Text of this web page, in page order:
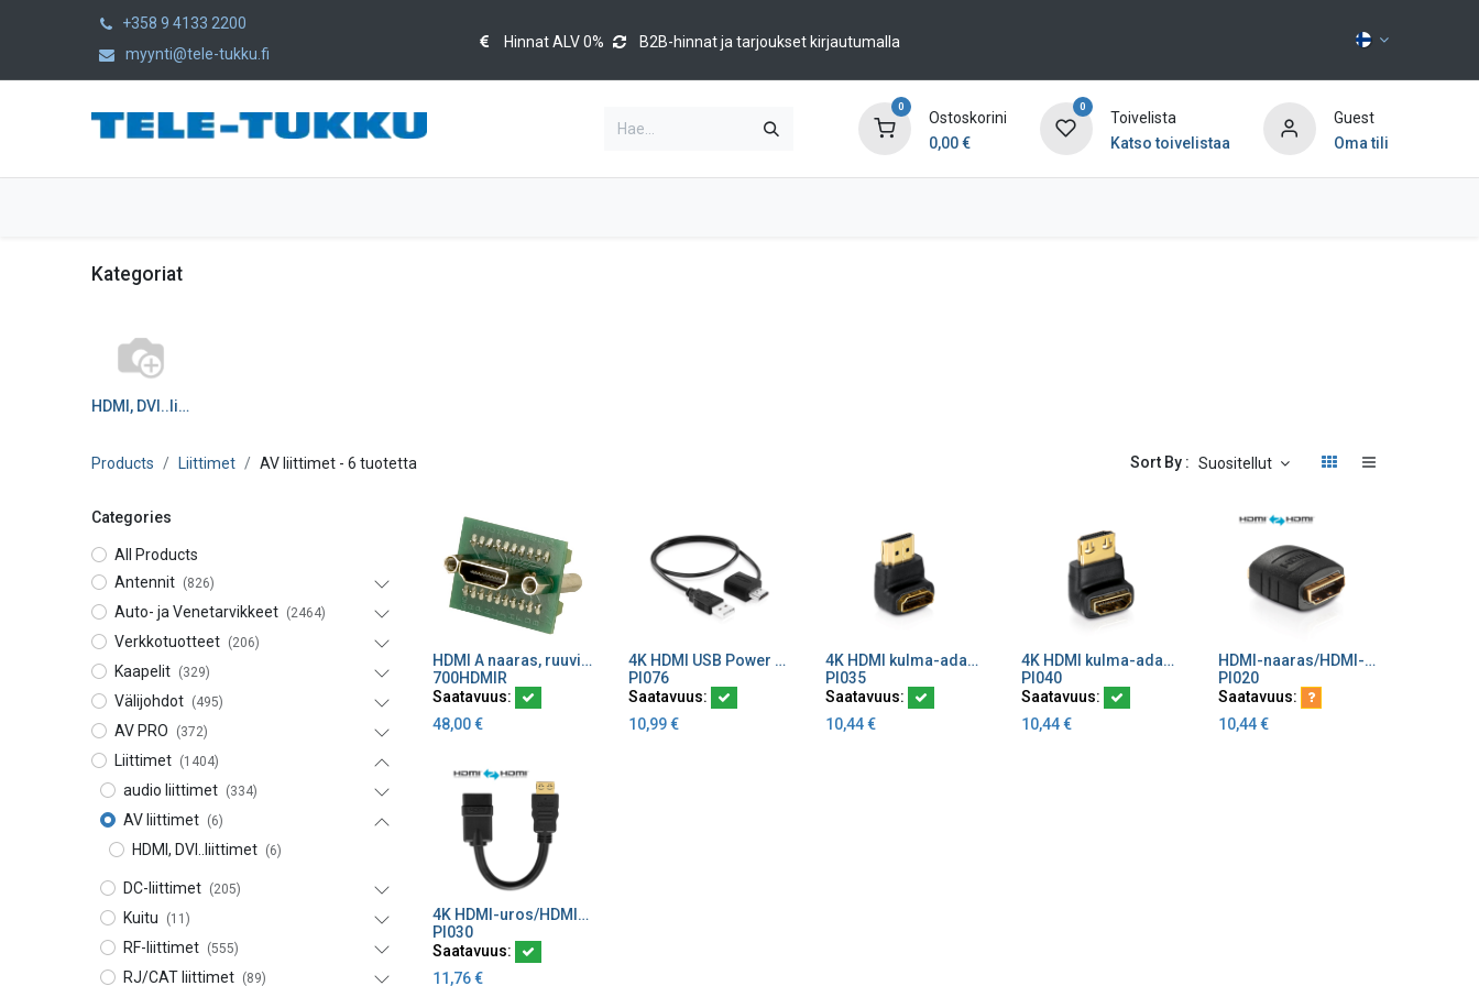
+358 9 4133 2200
myynti@tele-tukku.fi
Hinnat ALV 0% B2B-hinnat ja tarjoukset kirjautumalla
0
Ostoskorini
0,00€
0
Toivelista
Katso toivelistaa
Guest
Oma tili
Kategoriat
HDMI, DVI..liittimet
Products Liittimet AV liittimet- 6 tuotetta Sort By : Suositellut
Categories
All Products
Antennit
(826)
Auto- ja Venetarvikkeet (2464)
Verkkotuotteet (206)
Kaapelit (329)
Välijohdot (495)
AV PRO (372)
Liittimet (1404)
audio liittimet (334)
AV liittimet (6)
HDMI, DVI..liittimet (6)
DC-liittimet (205)
Kuitu (11)
RF-liittimet (555)
RJ/CAT liittimet (89)
Lisää ostoskoriinHDMI A naaras, ruuviliitos
700HDMIR
Saatavuus:
48,00€
Lisää ostoskoriin4K HDMI USB Power Injector
PI076
Saatavuus:
10,99€
Lisää ostoskoriin4K HDMI kulma-adapteri 90°
PI035
Saatavuus:
10,44€
Lisää ostoskoriin4K HDMI kulma-adapteri 270°
PI040
Saatavuus:
10,44€
Lisää ostoskoriinHDMI-naaras/HDMI-naaras jatko 4K
PI020
Saatavuus:
10,44€
Lisää ostoskoriin4K HDMI-uros/HDMI-naaras Port Saver
PI030
Saatavuus:
11,76€